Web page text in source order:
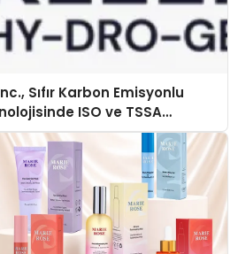
Sıfır Karbon Emisyonlu
ISO ve TSSA
Aldı